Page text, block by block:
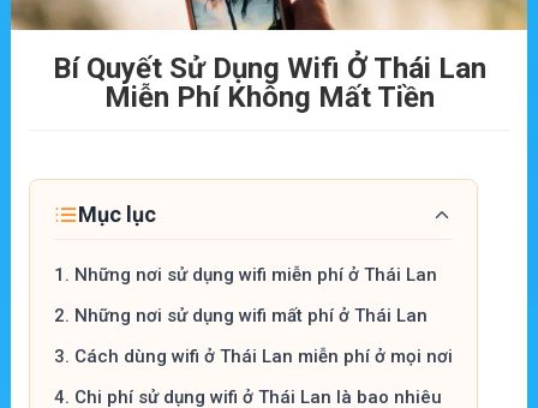
Bí Quyết Sử Dụng Wifi Ở Thái Lan
Miễn Phí Không Mất Tiền
Mục lục
1. Những nơi sử dụng wifi miễn phí ở Thái Lan
2. Những nơi sử dụng wifi mất phí ở Thái Lan
3. Cách dùng wifi ở Thái Lan miễn phí ở mọi nơi
4. Chi phí sử dụng wifi ở Thái Lan là bao nhiêu